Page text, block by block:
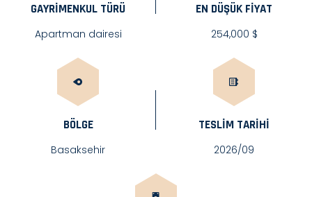
GAYRIMENKUL TÜRÜ
Apartman dairesi
EN DÜŞÜK FİYAT
254,000 $
BÖLGE
Basaksehir
TESLIM TARIHI
2026/09